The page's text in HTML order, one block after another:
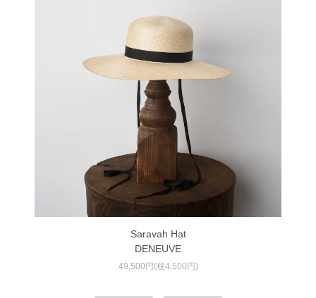
Saravah Hat
DENEUVE
49,500円(税4,500円)